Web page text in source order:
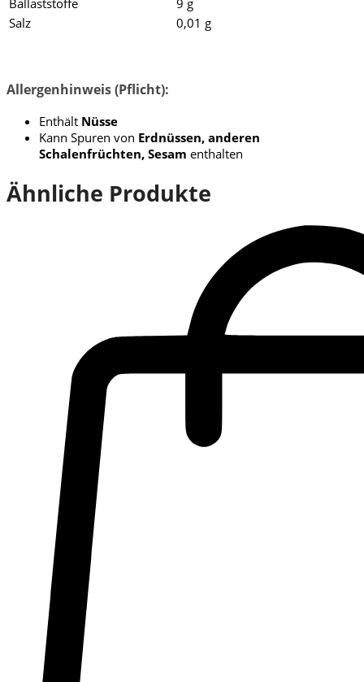
Salz
0,01 g
Allergenhinweis (Pflicht):
Enthält Nüsse
Kann Spuren von Erdnüssen, anderen
Schalenfrüchten, Sesam enthalten
Ähnliche Produkte